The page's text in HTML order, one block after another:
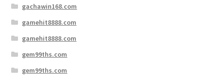
gachawin168.com
gamehit8888.com
gamehit8888.com
gem99ths.com
gem99ths.com